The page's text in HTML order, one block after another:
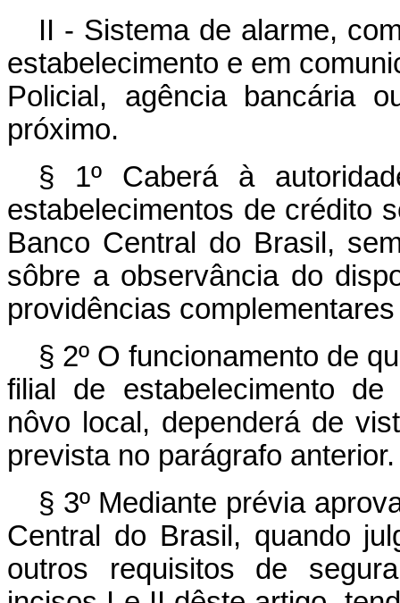
II - Sistema de alarme,
estabelecimento e em
Policial, agência bancária
próximo.
§ 1º Caberá à
estabelecimentos de crédito
Banco Central do Brasil,
sôbre a observância do
providências
§ 2º O funcionamento de
filial de estabelecimento
nôvo local, dependerá de
prevista no parágrafo anterior.
§ 3º Mediante prévia
Central do Brasil, quando
outros requisitos de